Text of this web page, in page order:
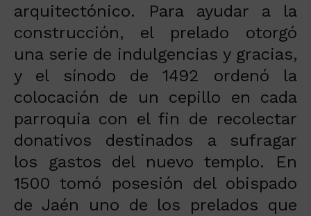
arquitectónico. Para ayudar a la
construcción, el prelado otorgó
una serie de indulgencias y gracias,
y el sínodo de 1492 ordenó la
colocación de un cepillo en cada
parroquia con el fin de recolectar
donativos destinados a sufragar
los gastos del nuevo templo. En
1500 tomó posesión del obispado
de Jaén uno de los prelados que